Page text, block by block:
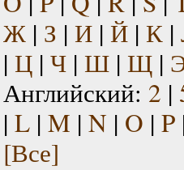
Ж| З | И| Й| К|
| Ц| Ч| Ш| Щ|
Английский: 2 |
| L| M | N | O | P
[Все]